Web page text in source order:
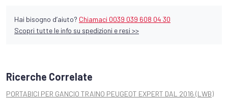
Hai bisogno d’aiuto? Chiamaci 0039 039 608 04 30
Scopri tutte le info su spedizioni e resi >>
Ricerche Correlate
PORTABICI PER GANCIO TRAINO PEUGEOT EXPERT DAL 2016 (LWB)